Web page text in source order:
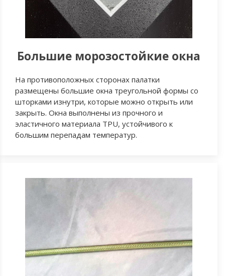
Большие морозостойкие окна
На противоположных сторонах палатки
размещены большие окна треугольной формы со
шторками изнутри, которые можно открыть или
закрыть. Окна выполнены из прочного и
эластичного материала TPU, устойчивого к
большим перепадам температур.